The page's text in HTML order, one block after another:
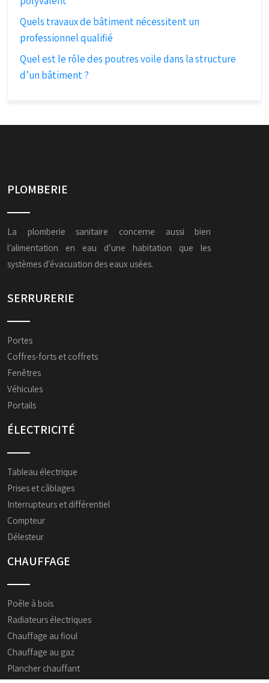
Quels travaux de bâtiment nécessitent un
professionnel qualifié
Quel est le rôle des poutres voile dans la structure
d’un bâtiment ?
PLOMBERIE
La plomberie sanitaire concerne aussi bien
l’alimentation en eau d’une habitation que les
systèmes d’évacuation des eaux usées.
SERRURERIE
Portes
Coffres-forts et coffrets
Fenêtres
Véhicules
Portails
ÉLECTRICITÉ
Tableau électrique
Prises et câblages
Interrupteurs et différentiel
Compteur
Délesteur
CHAUFFAGE
Poêle à bois
Radiateurs électriques
Chauffage au fioul
Chauffage au gaz
Plancher chauffant